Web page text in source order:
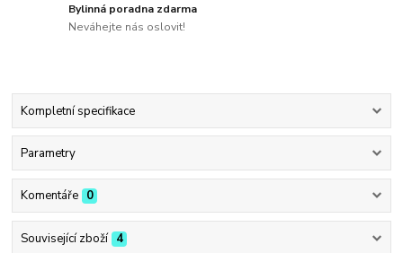
Bylinná poradna zdarma
Neváhejte nás oslovit!
Kompletní specifikace
Parametry
Komentáře 0
Související zboží 4